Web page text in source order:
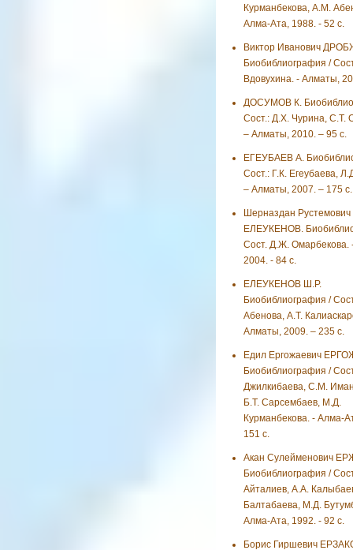
Курманбекова, А.М.
Алма-Ата, 1988. - 52 с.
Виктор Иванович
Биобиблиография /
Вдовухина. - Алматы,
ДОСУМОВ К.
Сост.: Д.Х. Чурина, С.Т.
– Алматы, 2010. – 95 с.
ЕГЕУБАЕВ А.
Сост.: Г.К. Егеубаева,
– Алматы, 2007. – 175 с.
Шерназдан Рустемович
ЕЛЕУКЕНОВ.
Сост. Д.Ж. Омарбекова.
2004. - 84 с.
ЕЛЕУКЕНОВ Ш.Р.
Биобиблиография /
Абенова, А.Т.
Алматы, 2009. – 235 с.
Едил Ергожаевич
Биобиблиография /
Джилкибаева, С.М.
Б.Т. Сарсембаев, М.Д.
Курманбекова. - Алма-
151 с.
Акан Сулейменович
Биобиблиография /
Айталиев, А.А.
Балтабаева, М.Д.
Алма-Ата, 1992. - 92 с.
Борис Гиршевич